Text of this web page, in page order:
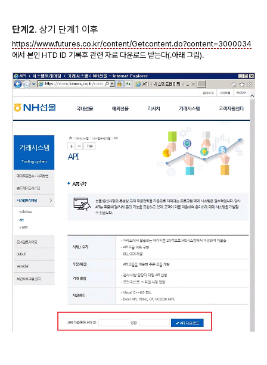
단계2. 상기 단계1 이후
https://www.futures.co.kr/content/Getcontent.do?content=3000034
에서 본인 HTD ID 기록후 관련 자료 다운로드 받는다(.아래 그림).